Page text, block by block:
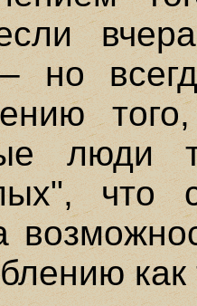
но
люди
что
как